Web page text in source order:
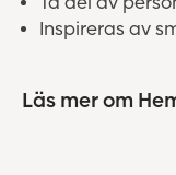
Inspireras av
Läs mer om